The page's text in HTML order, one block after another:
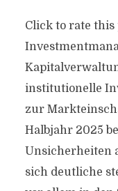
Click to rate this
institutionelle
zur
Halbjahr 2025
Unsicherheiten
sich deutliche